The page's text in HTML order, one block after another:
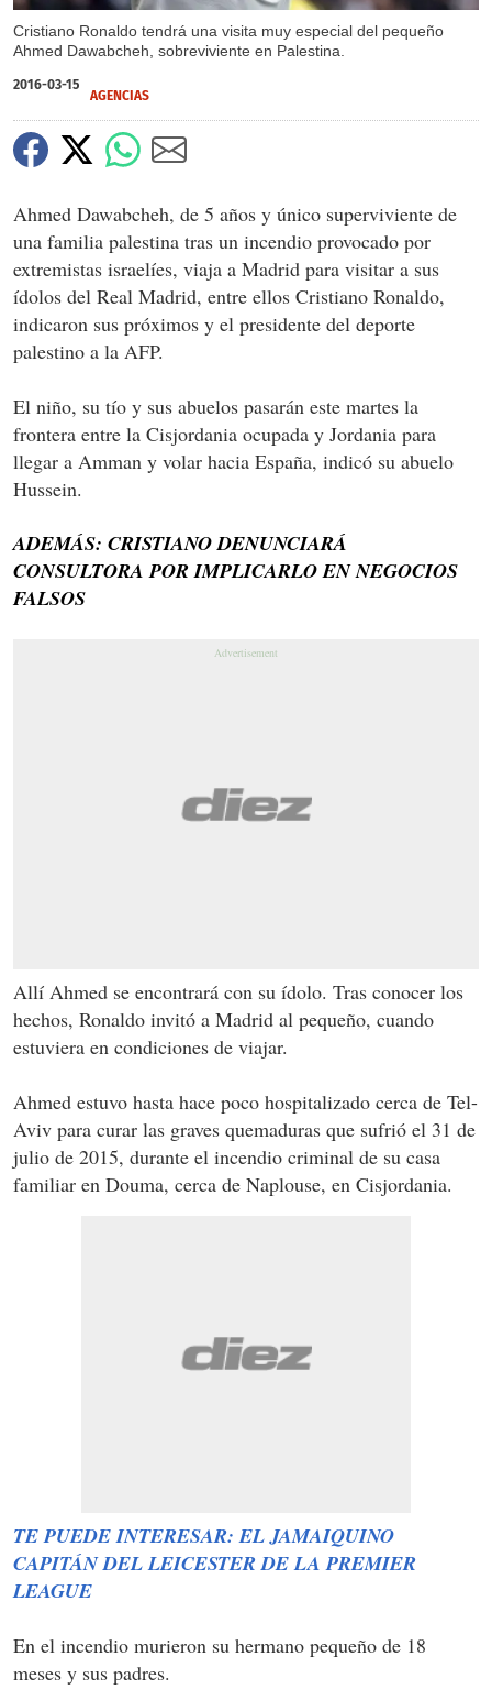
Cristiano Ronaldo tendrá una visita muy especial del pequeño
Ahmed Dawabcheh, sobreviviente en Palestina.
2016-03-15
AGENCIAS
Ahmed Dawabcheh, de 5 años y único superviviente de
una familia palestina tras un incendio provocado por
extremistas israelíes, viaja a Madrid para visitar a sus
ídolos del Real Madrid, entre ellos Cristiano Ronaldo,
indicaron sus próximos y el presidente del deporte
palestino a la AFP.
El niño, su tío y sus abuelos pasarán este martes la
frontera entre la Cisjordania ocupada y Jordania para
llegar a Amman y volar hacia España, indicó su abuelo
Hussein.
ADEMÁS: CRISTIANO DENUNCIARÁ
CONSULTORA POR IMPLICARLO EN NEGOCIOS
FALSOS
Allí Ahmed se encontrará con su ídolo. Tras conocer los
hechos, Ronaldo invitó a Madrid al pequeño, cuando
estuviera en condiciones de viajar.
Ahmed estuvo hasta hace poco hospitalizado cerca de Tel-
Aviv para curar las graves quemaduras que sufrió el 31 de
julio de 2015, durante el incendio criminal de su casa
familiar en Douma, cerca de Naplouse, en Cisjordania.
TE PUEDE INTERESAR: EL JAMAIQUINO
CAPITÁN DEL LEICESTER DE LA PREMIER
LEAGUE
En el incendio murieron su hermano pequeño de 18
meses y sus padres.